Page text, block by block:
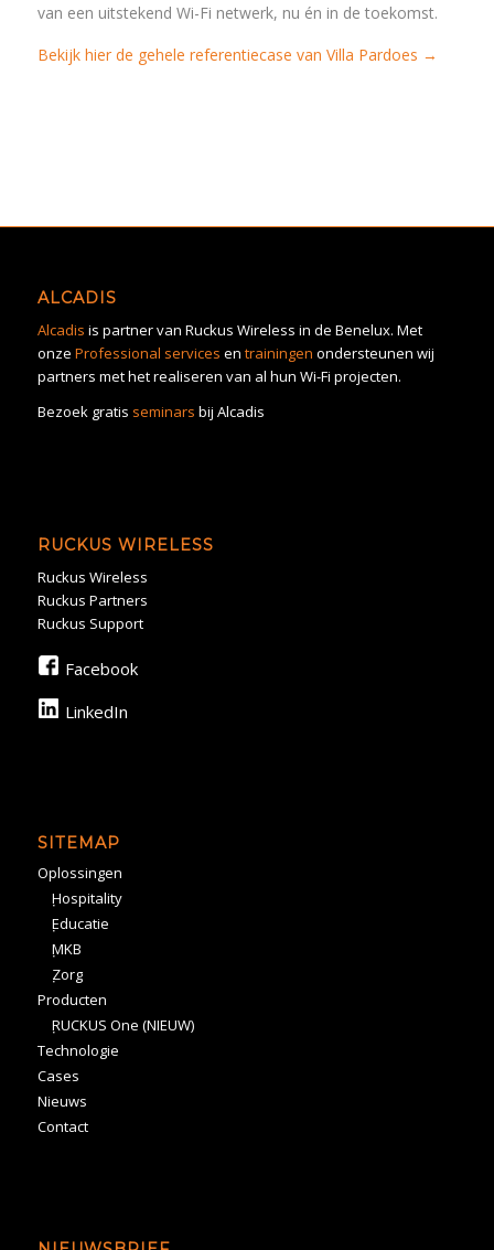
van een uitstekend Wi-Fi netwerk, nu én in de toekomst.
Bekijk hier de gehele referentiecase van Villa Pardoes →
ALCADIS
Alcadis is partner van Ruckus Wireless in de Benelux. Met
onze Professional services en trainingen ondersteunen wij
partners met het realiseren van al hun Wi-Fi projecten.
Bezoek gratis seminars bij Alcadis
RUCKUS WIRELESS
Ruckus Wireless
Ruckus Partners
Ruckus Support
Facebook
LinkedIn
SITEMAP
Oplossingen
Hospitality
Educatie
MKB
Zorg
Producten
RUCKUS One (NIEUW)
Technologie
Cases
Nieuws
Contact